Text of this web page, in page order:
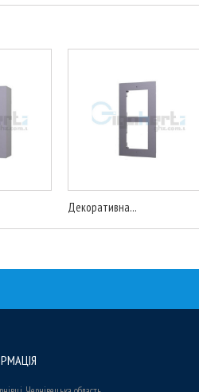
Декоративна...